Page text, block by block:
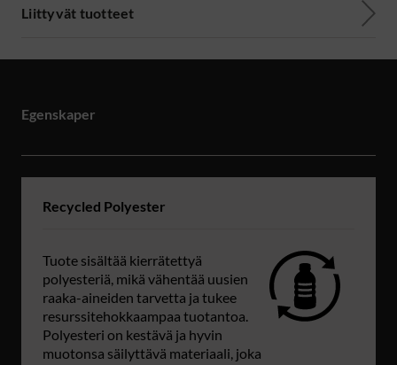
Liittyvät tuotteet
Egenskaper
Recycled Polyester
Tuote sisältää kierrätettyä
polyesteriä, mikä vähentää uusien
raaka-aineiden tarvetta ja tukee
resurssitehokkaampaa tuotantoa.
Polyesteri on kestävä ja hyvin
muotonsa säilyttävä materiaali, joka